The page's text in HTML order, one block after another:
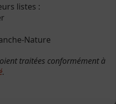
listes :
Nature
traitées conformément à
.